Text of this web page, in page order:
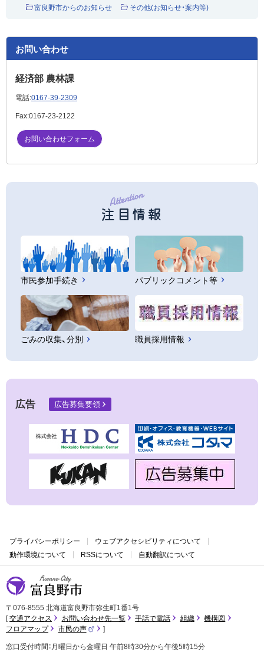
富良野市からのお知らせ
その他(お知らせ・案内等)
お問い合わせ
経済部 農林課
電話:0167-39-2309
Fax:0167-23-2122
お問い合わせフォーム
注目情報
市民参加手続き パブリックコメント等
ごみの収集、分別 職員採用情報
広告 広告募集要領
プライバシーポリシー
ウェブアクセシビリティについて
動作環境について
RSSについて 自動翻訳について
〒076-8555 北海道富良野市弥生町1番1号
交通アクセス
お問い合わせ先一覧 手話で電話 組織
機構図
フロアマップ
市民の声
外
部
窓口受付時間：月曜日から金曜日 午前8時30分から午後5時15分